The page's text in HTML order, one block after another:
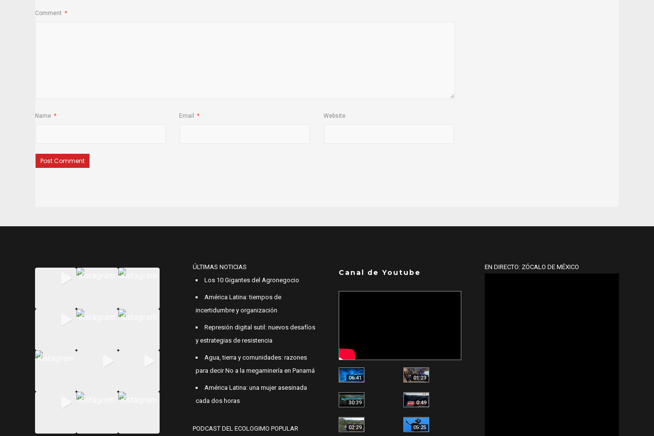
Comment *
Name * Email * Website
ÚLTIMAS NOTICIAS
Los 10 Gigantes del Agronegocio
América Latina: tiempos de
incertidumbre y organización
Represión digital sutil: nuevos desafíos
y estrategias de resistencia
Agua, tierra y comunidades: razones
para decir No a la megaminería en Panamá
América Latina: una mujer asesinada
cada dos horas
PODCAST DEL ECOLOGIMO POPULAR
Canal de Youtube
06:41 01:23
30:39 0:49
02:29 05:25
EN DIRECTO: ZÓCALO DE MÉXICO